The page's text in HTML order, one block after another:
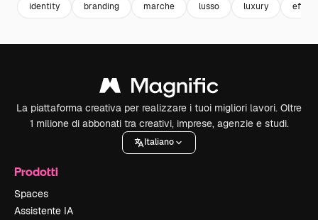
identity branding marche lusso luxury
La piattaforma creativa per realizzare i tuoi migliori lavori. Oltre
1 milione di abbonati tra creativi, imprese, agenzie e studi.
Italiano
Prodotti
Spaces
Assistente IA